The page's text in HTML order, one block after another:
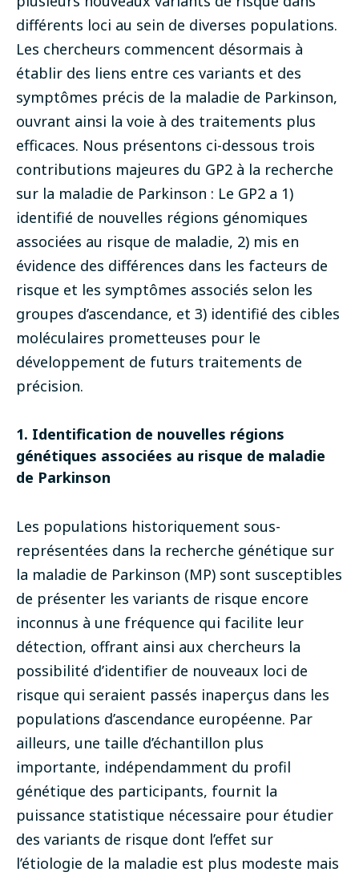
différents loci au sein de diverses populations.
Les chercheurs commencent désormais à
établir des liens entre ces variants et des
symptômes précis de la maladie de Parkinson,
ouvrant ainsi la voie à des traitements plus
efficaces. Nous présentons ci-dessous trois
contributions majeures du GP2 à la recherche
sur la maladie de Parkinson : Le GP2 a 1)
identifié de nouvelles régions génomiques
associées au risque de maladie, 2) mis en
évidence des différences dans les facteurs de
risque et les symptômes associés selon les
groupes d’ascendance, et 3) identifié des cibles
moléculaires prometteuses pour le
développement de futurs traitements de
précision.
1. Identification de nouvelles régions
génétiques associées au risque de maladie
de Parkinson
Les populations historiquement sous-
représentées dans la recherche génétique sur
la maladie de Parkinson (MP) sont susceptibles
de présenter les variants de risque encore
inconnus à une fréquence qui facilite leur
détection, offrant ainsi aux chercheurs la
possibilité d’identifier de nouveaux loci de
risque qui seraient passés inaperçus dans les
populations d’ascendance européenne. Par
ailleurs, une taille d’échantillon plus
importante, indépendamment du profil
génétique des participants, fournit la
puissance statistique nécessaire pour étudier
des variants de risque dont l’effet sur
l’étiologie de la maladie est plus modeste mais